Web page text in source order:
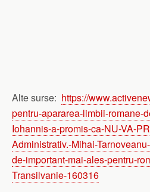
Alte surse: https://
pentru-apararea-limbii-romane-
Iohannis-a-promis-ca-NU-VA-
Administrativ.-Mihai-
de-important-mai-ales-pentru-
Transilvanie-160316